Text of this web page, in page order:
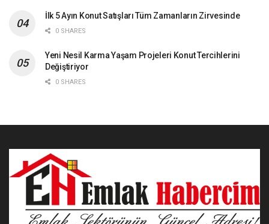
İlk 5 Ayın Konut Satışları Tüm Zamanların Zirvesinde
0 SHARES
Yeni Nesil Karma Yaşam Projeleri Konut Tercihlerini
Değiştiriyor
0 SHARES